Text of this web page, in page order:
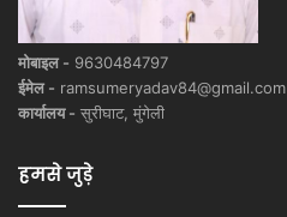
मोबाइल - 9630484797
ईमेल - ramsumeryadav84@gmail.com
कार्यालय - सुरीघाट, मुंगेली
हमसे जुड़े